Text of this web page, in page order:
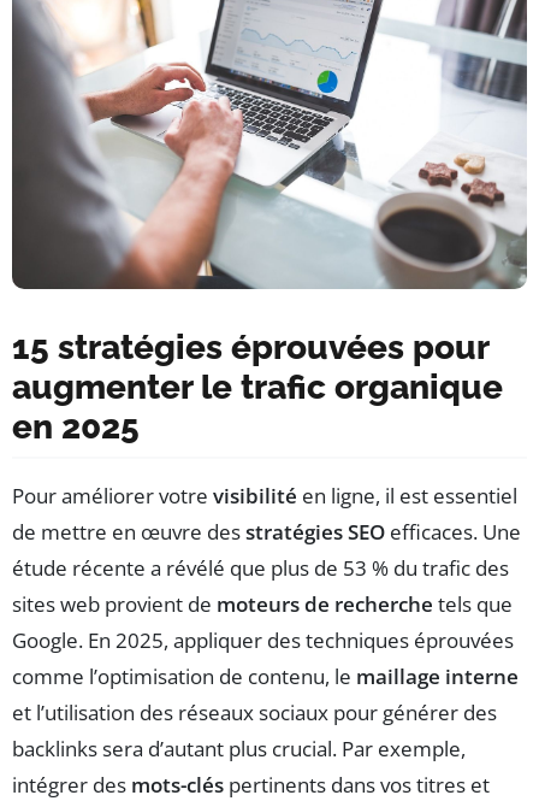
15 stratégies éprouvées pour
augmenter le trafic organique
en 2025
Pour améliorer votre visibilité en ligne, il est essentiel
de mettre en œuvre desstratégies SEO efficaces. Une
étude récente a révélé que plus de 53 % du trafic des
sites web provient de moteurs de recherche tels que
Google. En 2025, appliquer des techniques éprouvées
comme l’optimisation de contenu, le maillage interne
et l’utilisation des réseaux sociaux pour générer des
backlinks sera d’autant plus crucial. Par exemple,
intégrer des mots-clés pertinents dans vos titres et